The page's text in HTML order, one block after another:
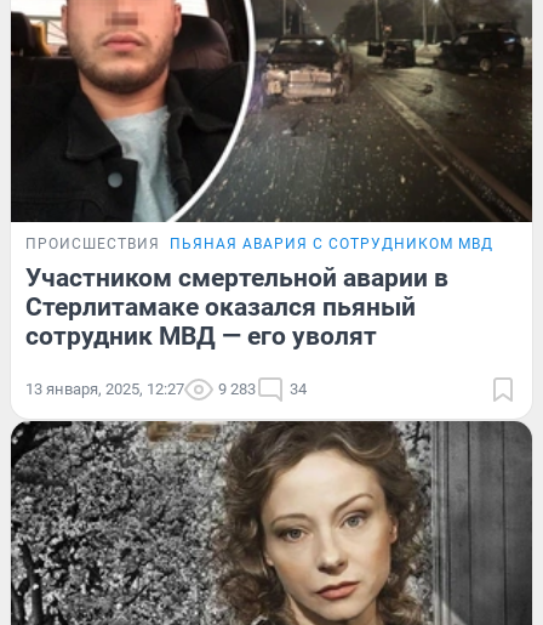
ПРОИСШЕСТВИЯ ПЬЯНАЯ АВАРИЯ С СОТРУДНИКОМ МВД
Участником смертельной аварии в
Стерлитамаке оказался пьяный
сотрудник МВД — его уволят
13 января, 2025, 12:27 9 283 34